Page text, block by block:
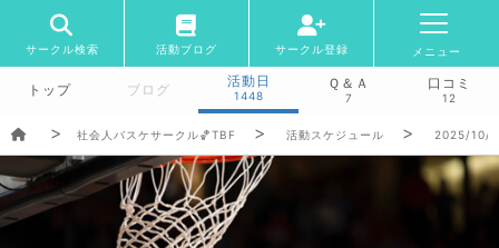
サークル検索 活動ブログ サークル登録 メニュー
トップ ブログ
活動日
1448
Ｑ＆Ａ
7
口コミ
12
社会人バスケサークル🏀TBF 活動スケジュール 2025/10/